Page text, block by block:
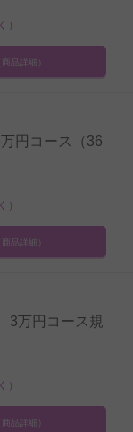
）
商品詳細）
円コース（36
）
商品詳細）
3万円コース規
）
商品詳細）